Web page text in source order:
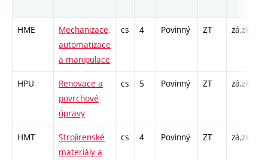
HME
Mechanizace,
automatizace
a manipulace
cs 4 Povinný ZT zá,zk
HPU
Renovace a
povrchové
úpravy
cs 5 Povinný ZT zá,zk
HMT
Strojírenské
materiály a
cs 4 Povinný ZT zá,zk